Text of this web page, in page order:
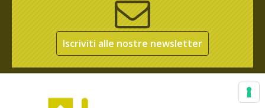
Iscriviti alle nostre newsletter